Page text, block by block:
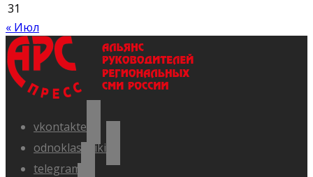
31
« Июл
vkontakte
odnoklassniki
telegram